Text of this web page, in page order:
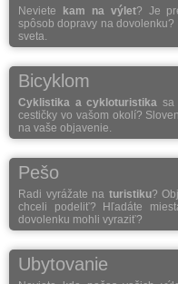
Neviete kam na výlet? Je
spôsob dopravy na dovolenku?
sveta.
Bicyklom
Cyklistika a cykloturistika sa
cestičky vo vašom okolí?
na vaše objavenie.
Pešo
Radi vyrážate na turistiku?
chceli podeliť? Hľadáte
dovolenku mohli vyraziť?
Ubytovanie